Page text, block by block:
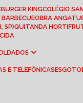
BURGER KING COLÉGIO
BARBECUE OBRA
SP) QUITANDA
E TELEFÔNICAS ESGOTO